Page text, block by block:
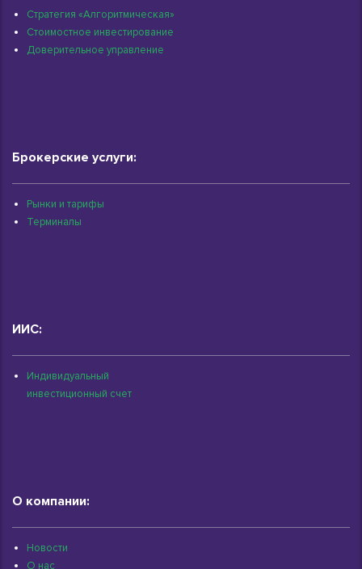
Стратегия «Алгоритмическая»
Стоимостное инвестирование
Доверительное управление
Брокерские услуги:
Рынки и тарифы
Терминалы
ИИС:
Индивидуальный
инвестиционный счет
О компании:
Новости
О нас